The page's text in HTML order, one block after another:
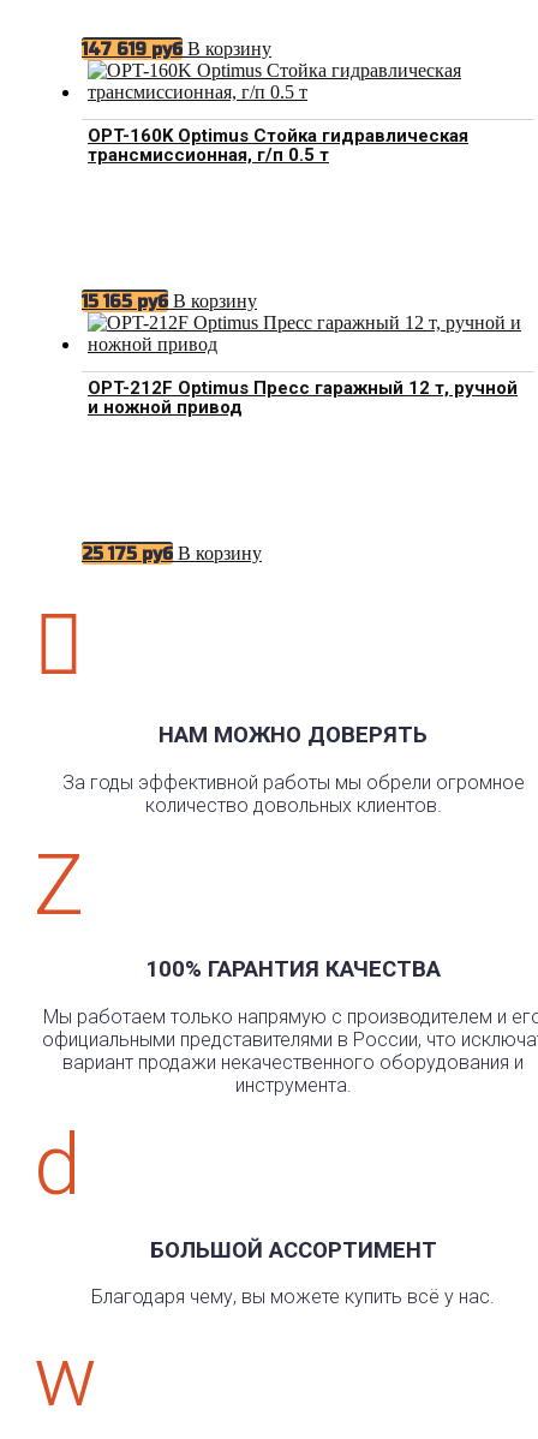
147 619 руб В корзину
OPT-160K Optimus Стойка гидравлическая
трансмиссионная, г/п 0.5 т
15 165 руб В корзину
OPT-212F Optimus Пресс гаражный 12 т, ручной
и ножной привод
25 175 руб В корзину

НАМ МОЖНО ДОВЕРЯТЬ
За годы эффективной работы мы обрели огромное
количество довольных клиентов.
Z
100% ГАРАНТИЯ КАЧЕСТВА
Мы работаем только напрямую с производителем и
официальными представителями в России, что
вариант продажи некачественного оборудования и
инструмента.
d
БОЛЬШОЙ АССОРТИМЕНТ
Благодаря чему, вы можете купить всё у нас.
w